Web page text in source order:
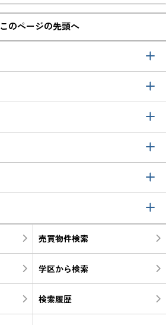
このページの先頭へ
売買物件検索
学区から検索
検索履歴